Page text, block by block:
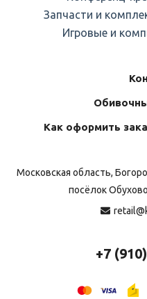
Запчасти и
Игровые и
Как оформить
Московская область,
посёлок
+7